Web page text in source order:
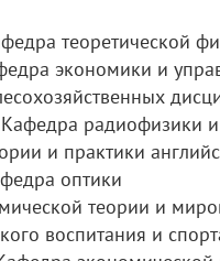
теоретической
экономики и
радиофизики
и практики
оптики
теории и
воспитания и